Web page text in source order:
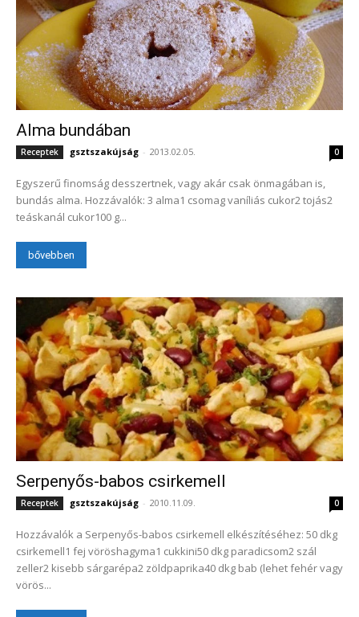
Alma bundában
Receptek gsztszakújság - 2013.02.05. 0
Egyszerű finomság desszertnek, vagy akár csak önmagában is,
bundás alma. Hozzávalók: 3 alma1 csomag vaníliás cukor2 tojás2
teáskanál cukor100 g...
bővebben
Serpenyős-babos csirkemell
Receptek gsztszakújság - 2010.11.09. 0
Hozzávalók a Serpenyős-babos csirkemell elkészítéséhez: 50 dkg
csirkemell1 fej vöröshagyma1 cukkini50 dkg paradicsom2 szál
zeller2 kisebb sárgarépa2 zöldpaprika40 dkg bab (lehet fehér vagy
vörös...